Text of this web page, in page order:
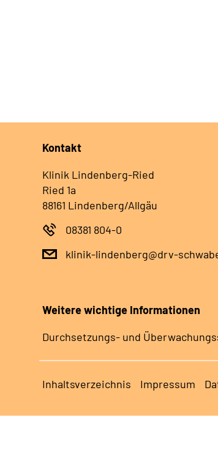
Kontakt
Klinik Lindenberg-Ried
Ried 1a
88161 Lindenberg/Allgäu
08381 804-0
klinik-lindenberg@drv-
Weitere wichtige Informationen
Durchsetzungs- und
Inhaltsverzeichnis Impressum